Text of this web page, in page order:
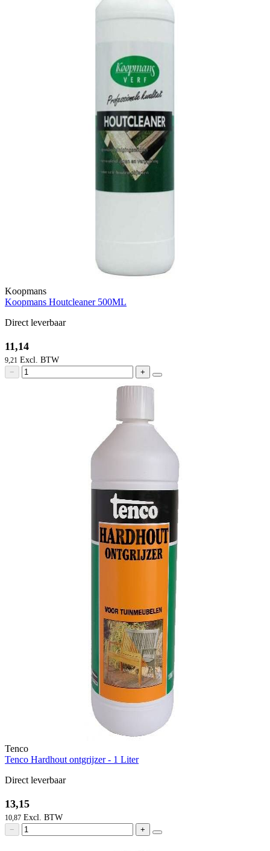
Koopmans
Koopmans Houtcleaner 500ML
Direct leverbaar
11,14
9,21
− +
Tenco
Tenco Hardhout ontgrijzer - 1 Liter
Direct leverbaar
13,15
10,87
− +